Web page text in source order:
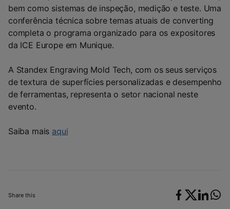
Share this
bem como sistemas de inspeção, medição e teste. Uma
conferência técnica sobre temas atuais de converting
completa o programa organizado para os expositores
da ICE Europe em Munique.
A Standex Engraving Mold Tech, com os seus serviços
de textura de superfícies personalizadas e desempenho
de ferramentas, representa o setor nacional neste
evento.
Saiba mais aqui